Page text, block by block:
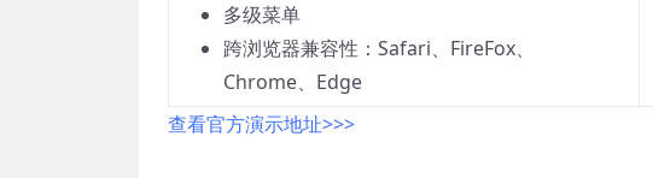
多级菜单
跨浏览器兼容性：Safari、FireFox、
Chrome、Edge
查看官方演示地址>>>